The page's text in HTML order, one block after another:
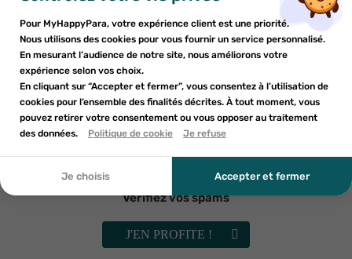
LIVRAISON GRATUITE DÈS 59€ D’ACHAT.
Voir conditions
PAIEMENT SÉCURISÉ
PARAPHARMACIE FRANÇAISE
Indications
Ajouter à ma liste d'envies ×
add_circle_outline
Créer une nouvelle liste
Nom de la liste d'envies
Annuler
Créer une liste d'envies
Vous devez être connecté pour ajouter des produits à votre
liste d'envies.
Annuler
Connexion
Pour MyHappyPara, votre expérience client est une priorité.
Nous utilisons des cookies pour vous fournir un service personnalisé.
En mesurant l’audience de notre site, nous améliorons votre
expérience selon vos choix.
En cliquant sur “Accepter et fermer”, vous consentez à l’utilisation de
cookies pour l’ensemble des finalités décrites. À tout moment, vous
pouvez retirer votre consentement ou vous opposer au traitement
des données.
Politique de cookie Je refuse
Je choisis Accepter et fermer
Inscrivez-vous à notre newsletter et profitez
d'une réduction sur votre première commande*
En soumettant ce formulaire, j'accepte que les
informations saisies soient utilisées dans le cadre de
ma demande et de la relation commerciale qui peut en
découler. Vous référer à la politique de confidentialité.
Vérifiez vos spams
J'EN PROFITE !